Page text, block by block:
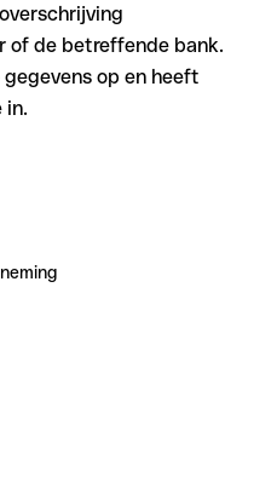
of de betreffende bank.
op en heeft
in.